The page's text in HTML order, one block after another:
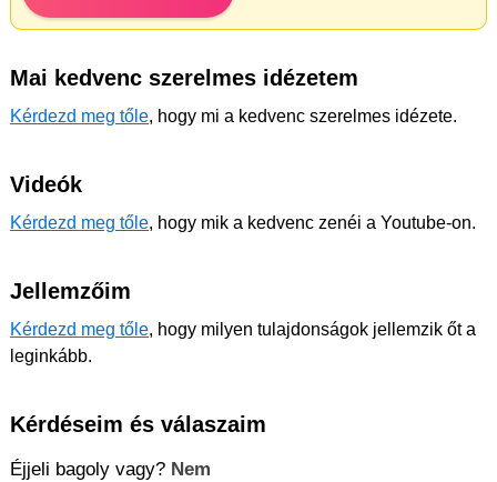
Mai kedvenc szerelmes idézetem
Kérdezd meg tőle, hogy mi a kedvenc szerelmes idézete.
Videók
Kérdezd meg tőle, hogy mik a kedvenc zenéi a Youtube-on.
Jellemzőim
Kérdezd meg tőle, hogy milyen tulajdonságok jellemzik őt a
leginkább.
Kérdéseim és válaszaim
Éjjeli bagoly vagy? Nem